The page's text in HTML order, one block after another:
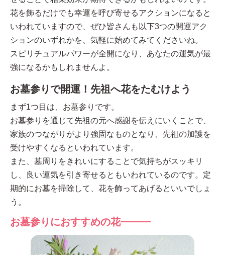
花を飾るだけでも幸運を呼び寄せるアクションになると
いわれていますので、ぜひ皆さんも以下3つの開運アク
ションのいずれかを、気軽に始めてみてくださいね。
スピリチュアルパワーが全開になり、あなたの運気が最
強になるかもしれませんよ。
お墓参りで開運！先祖へ花をたむけよう
まず1つ目は、お墓参りです。
お墓参りを通じて先祖の元へ感謝を伝えにいくことで、
家族のつながりがより強固なものとなり、先祖の加護を
受けやすくなるといわれています。
また、墓周りをきれいにすることで気持ちがスッキリ
し、良い運気を引き寄せるともいわれているのです。定
期的にお墓を掃除して、花を飾ってあげるといいでしょ
う。
お墓参りにおすすめの花